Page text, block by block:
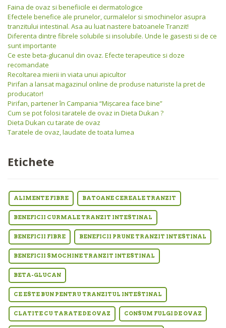
Faina de ovaz si benefiicile ei dermatologice
Efectele benefice ale prunelor, curmalelor si smochinelor asupra
tranzitului intestinal. Asa au luat nastere batoanele Tranzit!
Diferenta dintre fibrele solubile si insolubile. Unde le gasesti si de ce
sunt importante
Ce este beta-glucanul din ovaz. Efecte terapeutice si doze
recomandate
Recoltarea mierii in viata unui apicultor
Pirifan a lansat magazinul online de produse naturiste la pret de
producator!
Pirifan, partener în Campania “Mişcarea face bine”
Cum se pot folosi taratele de ovaz in Dieta Dukan ?
Dieta Dukan cu tarate de ovaz
Taratele de ovaz, laudate de toata lumea
Etichete
ALIMENTE FIBRE BATOANE CEREALE TRANZIT
BENEFICII CURMALE TRANZIT INTESTINAL
BENEFICII FIBRE BENEFICII PRUNE TRANZIT INTESTINAL
BENEFICII SMOCHINE TRANZIT INTESTINAL
BETA-GLUCAN
CE ESTE BUN PENTRU TRANZITUL INTESTINAL
CLATITE CU TARATE DE OVAZ CONSUM FULGI DE OVAZ